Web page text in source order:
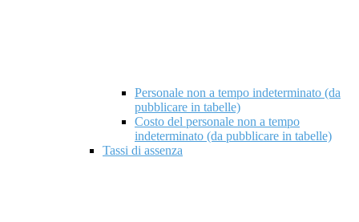
Personale non a tempo indeterminato (da
pubblicare in tabelle)
Costo del personale non a tempo
indeterminato (da pubblicare in tabelle)
Tassi di assenza